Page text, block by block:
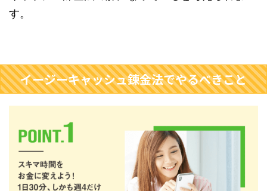
す。
イージーキャッシュ錬金法でやるべきこと